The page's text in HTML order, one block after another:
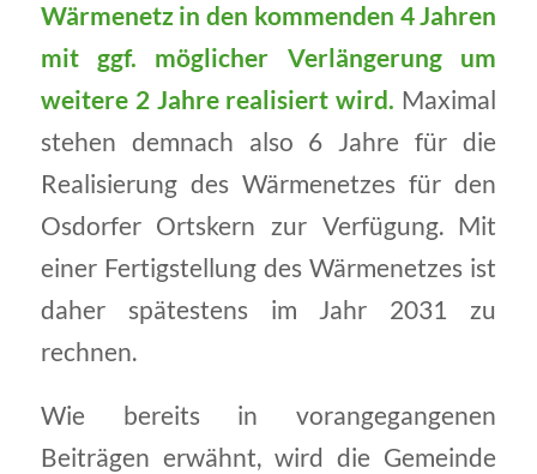
Wärmenetz in den kommenden 4 Jahren
mit ggf. möglicher Verlängerung um
weitere 2 Jahre realisiert wird. Maximal
stehen demnach also 6 Jahre für die
Realisierung des Wärmenetzes für den
Osdorfer Ortskern zur Verfügung. Mit
einer Fertigstellung des Wärmenetzes ist
daher spätestens im Jahr 2031 zu
rechnen.
Wie bereits in vorangegangenen
Beiträgen erwähnt, wird die Gemeinde